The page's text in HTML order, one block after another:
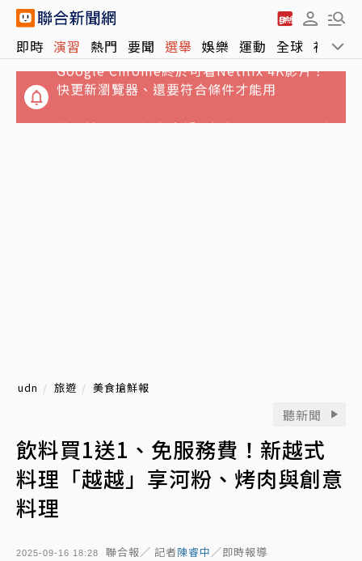
即時 演習 熱門 要聞 選舉 娛樂 運動 全球 社會
快更新瀏覽器、還要符合條件才能用
離世前48小時還在直播！網紅「肥大叔」猝逝
udn 旅遊 美食搶鮮報
聽新聞
飲料買1送1、免服務費！新越式
料理「越越」享河粉、烤肉與創意
料理
2025-09-16 18:28 聯合報／ 記者陳睿中／即時報導